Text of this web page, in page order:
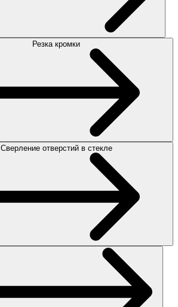
Резка кромки
Сверление отверстий в стекле